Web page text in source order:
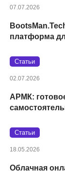
07.07.2026
платформа
Статьи
02.07.2026
АРМК:
Статьи
18.05.2026
Облачная